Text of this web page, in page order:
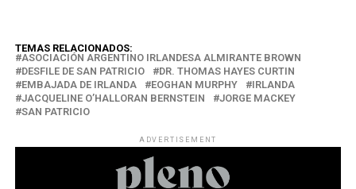
TEMAS RELACIONADOS:
ASOCIACIÓN ARGENTINO IRLANDESA ALMIRANTE BROWN
DESFILE DE SAN PATRICIO
DR. THOMAS HAYES CURTIN
EMBAJADA DE IRLANDA
EOGHAN MURPHY
IRLANDA
JACQUELINE O’HALLORAN BERNSTEIN
JORGE MACKEY
SAN PATRICIO
ADVERTISEMENT